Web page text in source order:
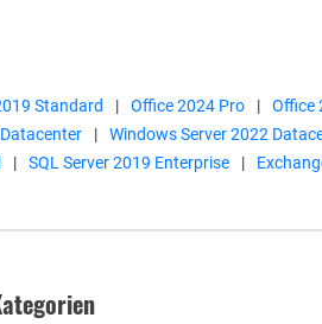
Standard | Office 2024 Pro | Office
| Windows Server 2022
| SQL Server 2019 Enterprise |